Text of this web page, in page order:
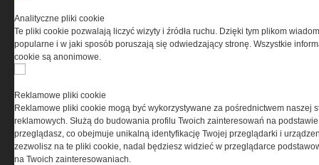
REGULAMIN
Regulamin określa zasady korzystania z portalu
Korzystanie z portalu jest równoznaczne
z zaakceptowaniem warunków ustanowionych
przez Grupa MEDIUM Spółka z ograniczoną
odpowiedzialnością Spółka komandytowa, nr KRS:
Analityczne pliki cookie
Te pliki cookie pozwalają liczyć wizyty i źródła ruchu. Dzięki tym plikom
popularne i w jaki sposób poruszają się odwiedzający stronę. Wszystkie
cookie są anonimowe.
Reklamowe pliki cookie
Reklamowe pliki cookie mogą być wykorzystywane za pośrednictwem naszej
reklamowych. Służą do budowania profilu Twoich zainteresowań na
przeglądasz, co obejmuje unikalną identyfikację Twojej przeglądarki i
zezwolisz na te pliki cookie, nadal będziesz widzieć w przeglądarce
na Twoich zainteresowaniach.